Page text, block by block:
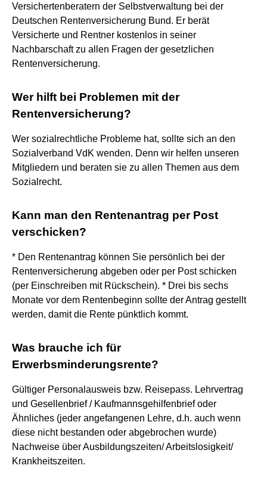
Versichertenberatern der Selbstverwaltung bei der
Deutschen Rentenversicherung Bund. Er berät
Versicherte und Rentner kostenlos in seiner
Nachbarschaft zu allen Fragen der gesetzlichen
Rentenversicherung.
Wer hilft bei Problemen mit der
Rentenversicherung?
Wer sozialrechtliche Probleme hat, sollte sich an den
Sozialverband VdK wenden. Denn wir helfen unseren
Mitgliedern und beraten sie zu allen Themen aus dem
Sozialrecht.
Kann man den Rentenantrag per Post
verschicken?
* Den Rentenantrag können Sie persönlich bei der
Rentenversicherung abgeben oder per Post schicken
(per Einschreiben mit Rückschein). * Drei bis sechs
Monate vor dem Rentenbeginn sollte der Antrag gestellt
werden, damit die Rente pünktlich kommt.
Was brauche ich für
Erwerbsminderungsrente?
Gültiger Personalausweis bzw. Reisepass. Lehrvertrag
und Gesellenbrief / Kaufmannsgehilfenbrief oder
Ähnliches (jeder angefangenen Lehre, d.h. auch wenn
diese nicht bestanden oder abgebrochen wurde)
Nachweise über Ausbildungszeiten/ Arbeitslosigkeit/
Krankheitszeiten.